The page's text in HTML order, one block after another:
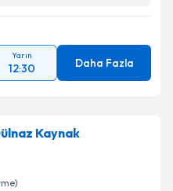
Yarın
12:30 Daha Fazla
Kaynak